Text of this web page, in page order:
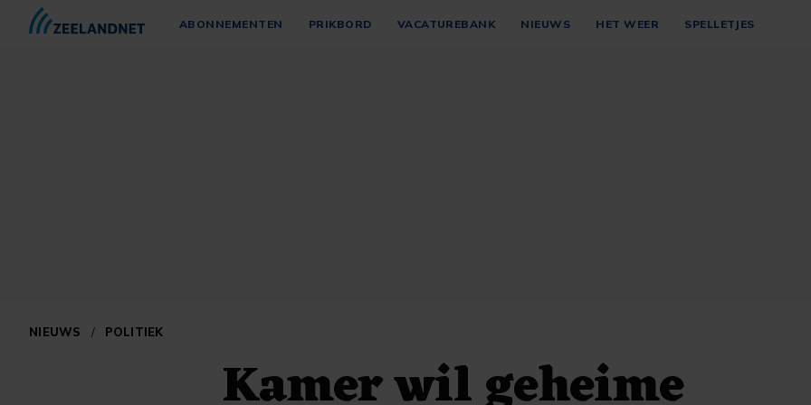
ABONNEMENTEN PRIKBORD VACATUREBANK NIEUWS HET WEER SPELLETJES
NIEUWS / POLITIEK